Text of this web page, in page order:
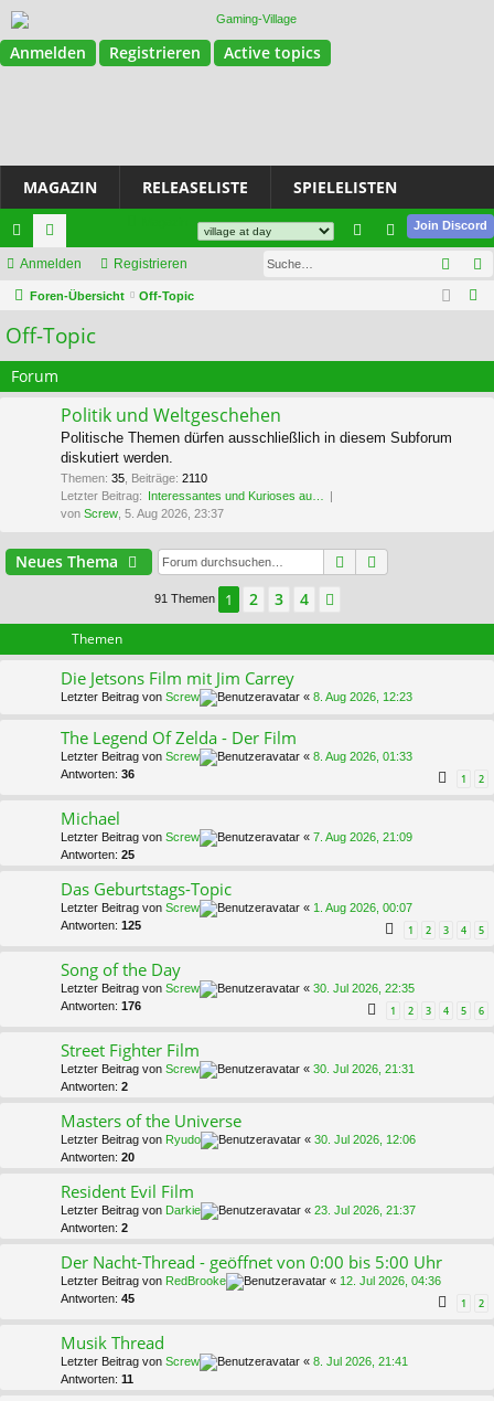
Anmelden Registrieren Active topics
MAGAZIN RELEASELISTE SPIELELISTEN
ch
ne
llz
ug
riff
or
en
de
n
re
n
Join Discord
Anmelden Registrieren
Foren-Übersicht Off-Topic
e
Off-Topic
Forum
Politik und Weltgeschehen
Politische Themen dürfen ausschließlich in diesem Subforum
diskutiert werden.
Themen: 35 Beiträge: 2110
Letzter Beitrag: Interessantes und Kurioses au…
von Screw , 5. Aug 2026, 23:37
Neues Thema Suche
91 Themen 1 2 3 4
Themen
Die Jetsons Film mit Jim Carrey
Letzter Beitrag von Screw « 8. Aug 2026, 12:23
The Legend Of Zelda - Der Film
Letzter Beitrag von Screw « 8. Aug 2026, 01:33
Antworten: 36 1 2
Michael
Letzter Beitrag von Screw « 7. Aug 2026, 21:09
Antworten: 25
Das Geburtstags-Topic
Letzter Beitrag von Screw « 1. Aug 2026, 00:07
Antworten: 125 1 2 3 4 5
Song of the Day
Letzter Beitrag von Screw « 30. Jul 2026, 22:35
Antworten: 176 1 2 3 4 5 6
Street Fighter Film
Letzter Beitrag von Screw « 30. Jul 2026, 21:31
Antworten: 2
Masters of the Universe
Letzter Beitrag von Ryudo « 30. Jul 2026, 12:06
Antworten: 20
Resident Evil Film
Letzter Beitrag von Darkie « 23. Jul 2026, 21:37
Antworten: 2
Der Nacht-Thread - geöffnet von 0:00 bis 5:00 Uhr
Letzter Beitrag von RedBrooke « 12. Jul 2026, 04:36
Antworten: 45 1 2
Musik Thread
Letzter Beitrag von Screw « 8. Jul 2026, 21:41
Antworten: 11